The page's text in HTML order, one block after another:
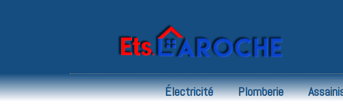
Électricité Plomberie